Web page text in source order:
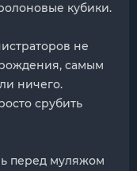
кубики.
не
самым
ничего.
срубить
перед муляжом